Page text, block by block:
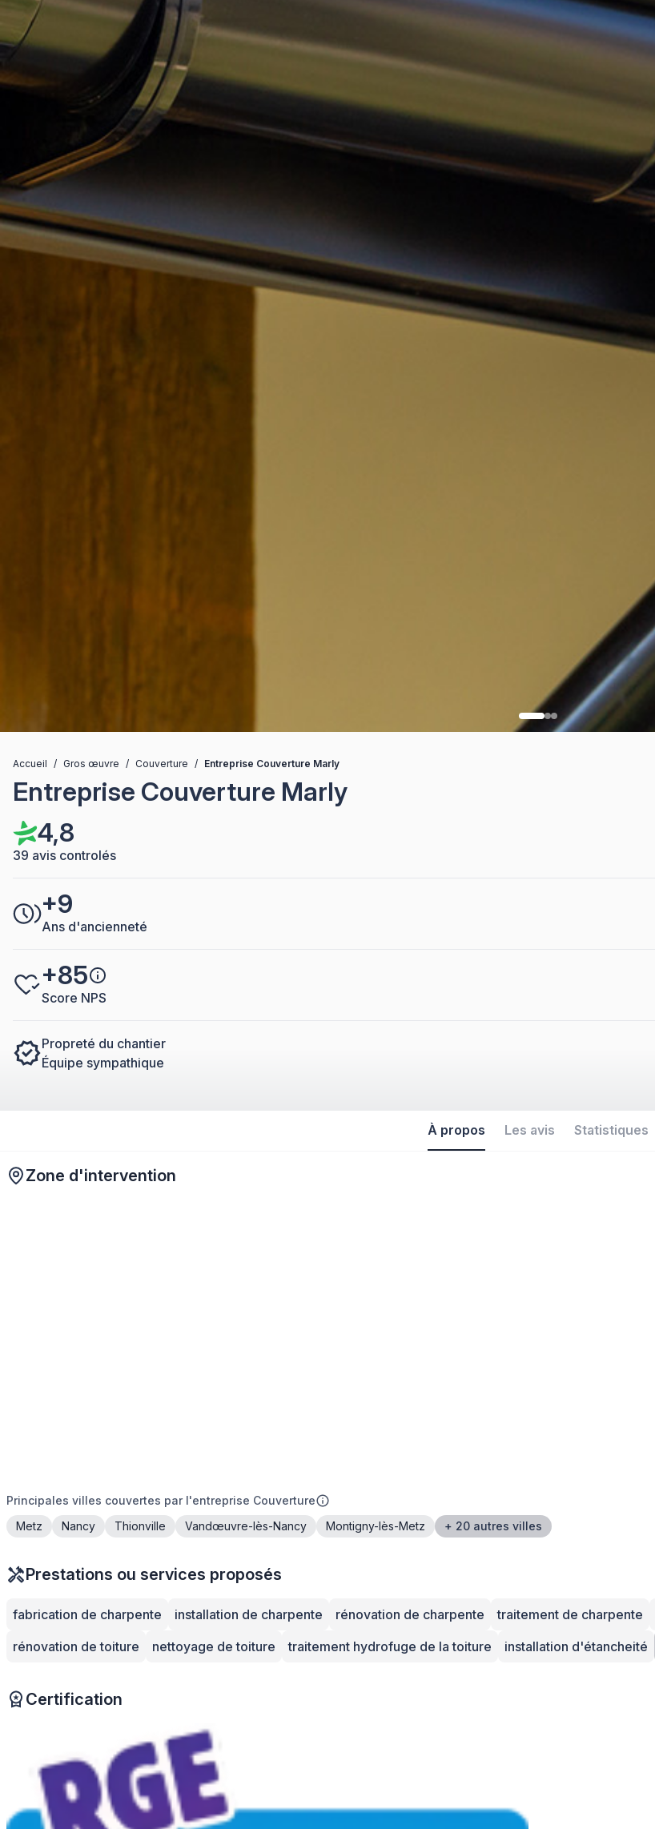
Accueil / Gros œuvre / Couverture / Entreprise Couverture Marly
Entreprise Couverture Marly
4,8
39 avis controlés
+9
Ans d'ancienneté
+85
Score NPS
Propreté du chantier
Équipe sympathique
À propos Les avis Statistiques
Zone d'intervention
Principales villes couvertes par l'entreprise Couverture
Metz
Nancy Thionville Vandœuvre-lès-Nancy Montigny-lès-Metz + 20 autres villes
Prestations ou services proposés
fabrication de charpente installation de charpente rénovation de charpente traitement de charpente
rénovation de toiture
nettoyage de toiture traitement hydrofuge de la toiture installation d'étancheité
Certification